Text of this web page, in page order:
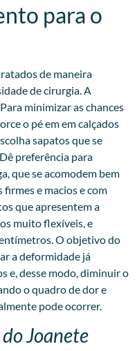
para o
de maneira
de cirurgia. A
minimizar as chances
o pé em em calçados
sapatos que se
preferência para
que se acomodem bem
firmes e macios e com
que apresentem a
muito flexíveis, e
O objetivo do
a deformidade já
e, desse modo, diminuir o
o quadro de dor e
pode ocorrer.
Joanete